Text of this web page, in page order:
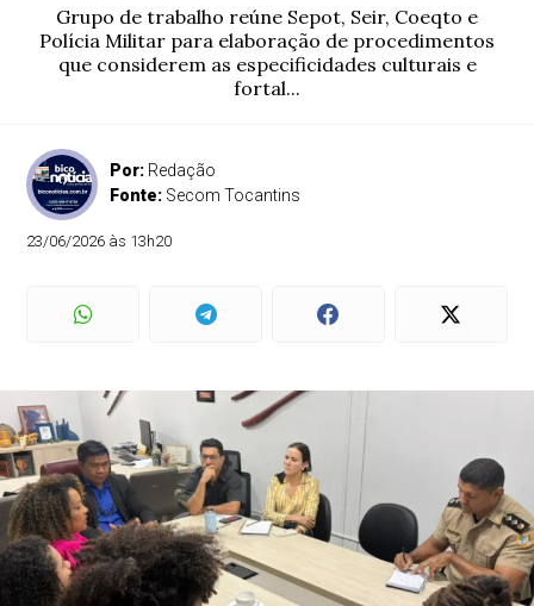
Grupo de trabalho reúne Sepot, Seir, Coeqto e
Polícia Militar para elaboração de procedimentos
que considerem as especificidades culturais e
fortal...
Por: Redação
Fonte: Secom Tocantins
23/06/2026 às 13h20